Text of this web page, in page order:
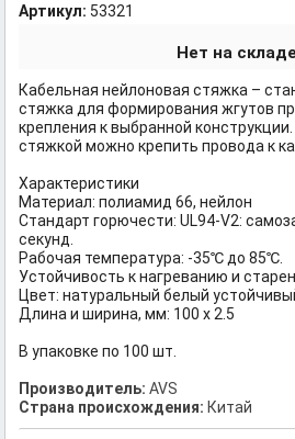
Артикул: 53321
Нет на складе
Кабельная нейлоновая стяжка –
стяжка для формирования жгутов
крепления к выбранной
стяжкой можно крепить провода к
Характеристики
Материал: полиамид 66, нейлон
Стандарт горючести: UL94-V2:
секунд.
Рабочая температура: -35℃ до 85℃.
Устойчивость к нагреванию и
Цвет: натуральный белый
Длина и ширина, мм: 100 x 2.5
В упаковке по 100 шт.
Производитель: AVS
Страна происхождения: Китай